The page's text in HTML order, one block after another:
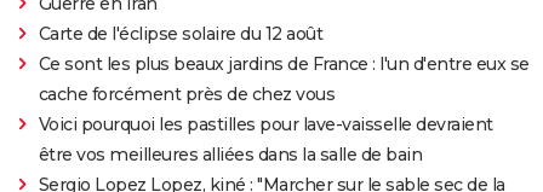
Carte de l'éclipse solaire du 12 août
Ce sont les plus beaux jardins de France : l'un d'entre eux se
cache forcément près de chez vous
Voici pourquoi les pastilles pour lave-vaisselle devraient
être vos meilleures alliées dans la salle de bain
Sergio Lopez Lopez, kiné : "Marcher sur le sable sec de la